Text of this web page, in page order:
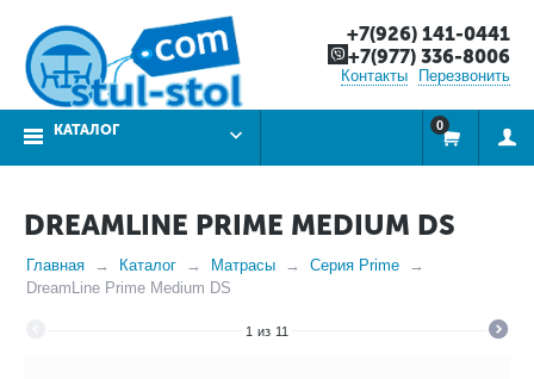
+7(926) 141-0441
+7(977) 336-8006
Контакты Перезвонить
КАТАЛОГ 0
DREAMLINE PRIME MEDIUM DS
Главная Каталог Матрасы
Серия Prime
DreamLine Prime Medium DS
1 из 11